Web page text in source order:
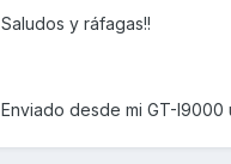
Saludos y ráfagas!!
Enviado desde mi GT-I9000